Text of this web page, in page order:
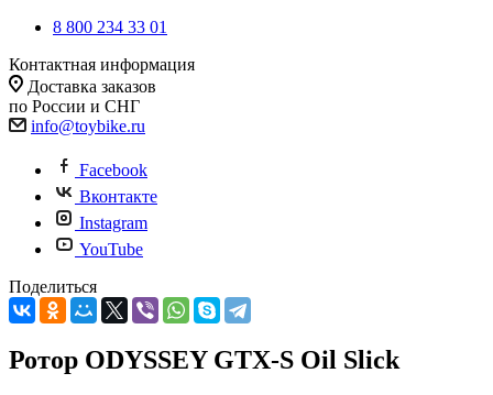
8 800 234 33 01
Контактная информация
Доставка заказов
по России и СНГ
info@toybike.ru
Facebook
Вконтакте
Instagram
YouTube
Поделиться
Ротор ODYSSEY GTX-S Oil Slick